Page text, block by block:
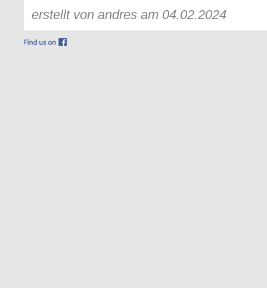
erstellt von andres am 04.02.2024